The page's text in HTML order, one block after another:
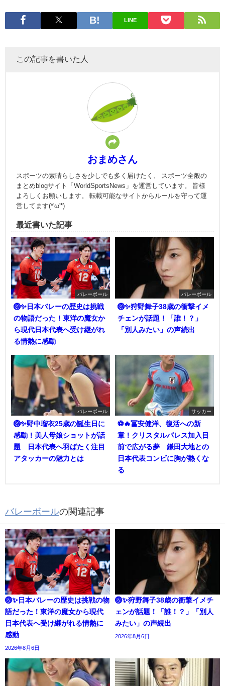
LINE
この記事を書いた人
おまめさん
スポーツの素晴らしさを少しでも多く届けたく、 スポーツ全般の
まとめblogサイト「WorldSportsNews」を運営しています。 皆様
よろしくお願いします。 転載可能なサイトからルールを守って運
営してます(*'ω'*)
最近書いた記事
バレーボール
🏐✨日本バレーの歴史は挑戦
の物語だった！東洋の魔女か
ら現代日本代表へ受け継がれ
る情熱に感動
バレーボール
🏐✨狩野舞子38歳の衝撃イメ
チェンが話題！「誰！？」
「別人みたい」の声続出
バレーボール
🏐✨野中瑠衣25歳の誕生日に
感動！美人母娘ショットが話
題 日本代表へ羽ばたく注目
アタッカーの魅力とは
サッカー
⚽🔥冨安健洋、復活への新
章！クリスタルパレス加入目
前で広がる夢 鎌田大地との
日本代表コンビに胸が熱くな
る
バレーボールの関連記事
🏐✨日本バレーの歴史は挑戦の物
語だった！東洋の魔女から現代
日本代表へ受け継がれる情熱に
感動
2026年8月6日
🏐✨狩野舞子38歳の衝撃イメチ
ェンが話題！「誰！？」「別人
みたい」の声続出
2026年8月6日